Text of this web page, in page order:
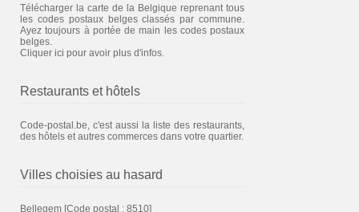
Télécharger la carte de la Belgique reprenant tous
les codes postaux belges classés par commune.
Ayez toujours à portée de main les codes postaux
belges.
Cliquer ici pour avoir plus d'infos.
Restaurants et hôtels
Code-postal.be, c'est aussi la liste des restaurants,
des hôtels et autres commerces dans votre quartier.
Villes choisies au hasard
Bellegem [Code postal : 8510]